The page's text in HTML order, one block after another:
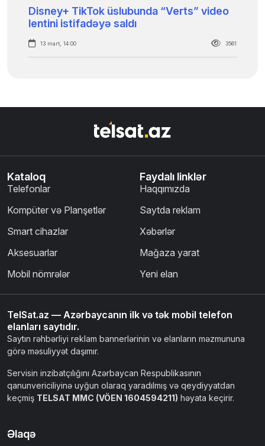
Disney+ TikTok üslubunda “Verts” video
lentini istifadəyə saldı
13 mart, 14:00 3561
Kataloq
Telefonlar
Kompüter və Planşetlər
Smart cihazlar
Aksesuarlar
Mobil nömrələr
Faydalı linklər
Haqqımızda
Saytda reklam
Xəbərlər
Mağaza yarat
Yeni elan
TelSat.az — Azərbaycanın ilk və tək mobil telefon
elanları saytıdır.
Saytın rəhbərliyi reklam bannerlərinin və elanların məzmununa
görə məsuliyyət daşımır.
Servisin inzibatçılığını Azərbaycan Respublikasının
qanunvericiliyinə uyğun olaraq yaradılmış və qeydiyyatdan
keçmiş TELSAT MMC (VÖEN 1604594211) həyata keçirir.
Əlaqə